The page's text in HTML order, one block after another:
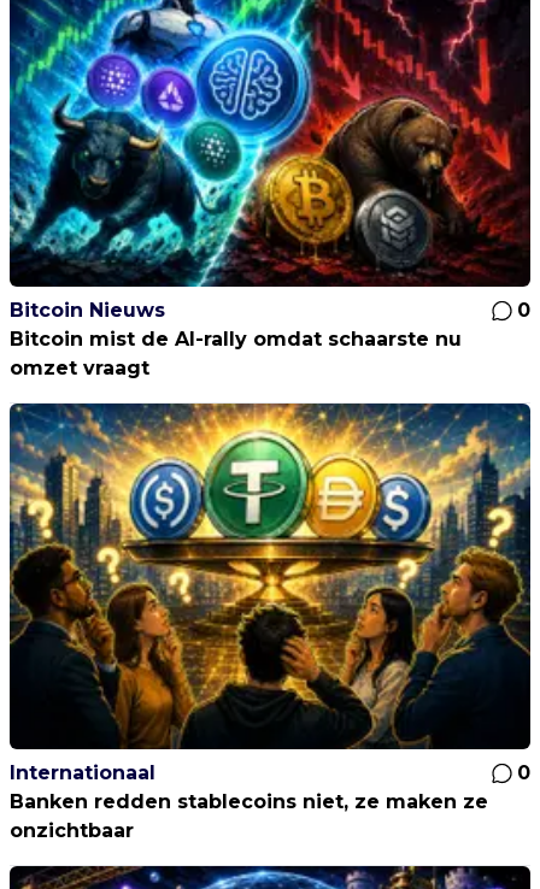
Bitcoin Nieuws
0
Bitcoin mist de AI-rally omdat schaarste nu
omzet vraagt
Internationaal
0
Banken redden stablecoins niet, ze maken ze
onzichtbaar